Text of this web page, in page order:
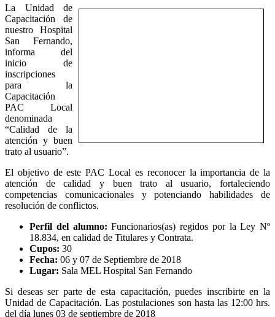
La Unidad de
Capacitación de
nuestro Hospital
San Fernando,
informa del
inicio de
inscripciones
para la
Capacitación
PAC Local
denominada
“Calidad de la
atención y buen
trato al usuario”.
El objetivo de este PAC Local es reconocer la importancia de la
atención de calidad y buen trato al usuario, fortaleciendo
competencias comunicacionales y potenciando habilidades de
resolución de conflictos.
Perfil del alumno: Funcionarios(as) regidos por la Ley Nº
18.834, en calidad de Titulares y Contrata.
Cupos: 30
Fecha: 06 y 07 de Septiembre de 2018
Lugar: Sala MEL Hospital San Fernando
Si deseas ser parte de esta capacitación, puedes inscribirte en la
Unidad de Capacitación. Las postulaciones son hasta las 12:00 hrs.
del día lunes 03 de septiembre de 2018